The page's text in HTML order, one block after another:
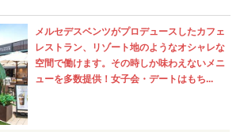
メルセデスベンツがプロデュースしたカフェ
レストラン、リゾート地のようなオシャレな
空間で働けます。その時しか味わえないメニ
ューを多数提供！女子会・デートはもち...